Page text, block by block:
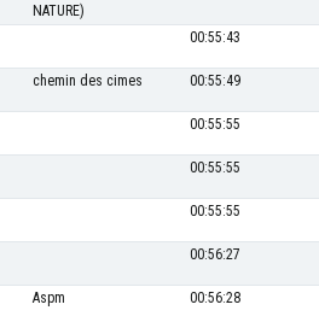
NATURE)
00:55:43
chemin des cimes 00:55:49
00:55:55
00:55:55
00:55:55
00:56:27
Aspm 00:56:28